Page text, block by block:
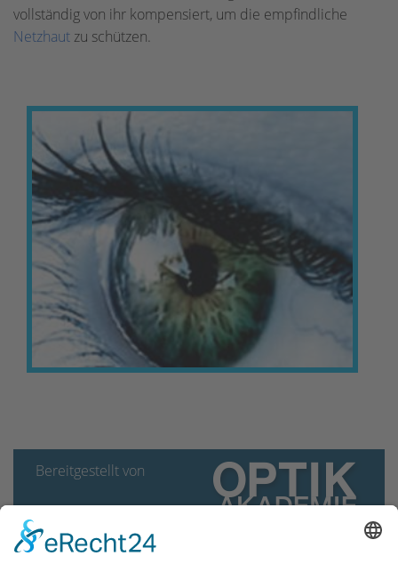
vollständig von ihr kompensiert, um die empfindliche
Netzhaut zu schützen.
Bereitgestellt von